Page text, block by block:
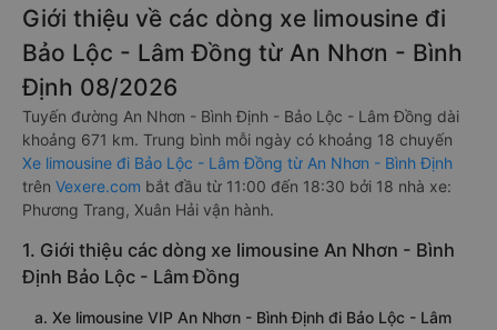
Giới thiệu về các dòng xe limousine đi
Bảo Lộc - Lâm Đồng từ An Nhơn - Bình
Định 08/2026
Tuyến đường An Nhơn - Bình Định - Bảo Lộc - Lâm Đồng dài
khoảng 671 km. Trung bình mỗi ngày có khoảng 18 chuyến
Xe limousine đi Bảo Lộc - Lâm Đồng từ An Nhơn - Bình Định
trên Vexere.com bắt đầu từ 11:00 đến 18:30 bởi 18 nhà xe:
Phương Trang, Xuân Hải vận hành.
1. Giới thiệu các dòng xe limousine An Nhơn - Bình
Định Bảo Lộc - Lâm Đồng
a. Xe limousine VIP An Nhơn - Bình Định đi Bảo Lộc - Lâm